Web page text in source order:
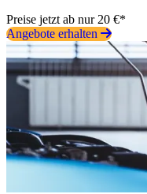
Preise jetzt ab nur 20 €*
Angebote erhalten